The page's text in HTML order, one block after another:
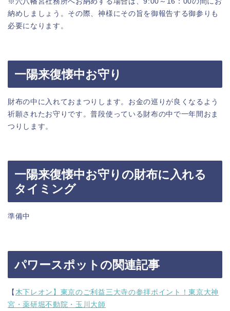
納めしましょう。その際、神様にその旨を御報告する御参りも
必要になります。
一陽来復懐中お守り
財布の中に入れておまつりします。お金の巡りが良くなるよう
祈願されたお守りです。普段使っている財布の中で一年間おま
つりします。
一陽来復懐中お守りの財布に入れる
タイミング
準備中
パワースポットの関連記事
【 木下レオン】東京のご利益三大寺の参拝ポイント！東京大神
宮・薬研堀不動院・玉川大師